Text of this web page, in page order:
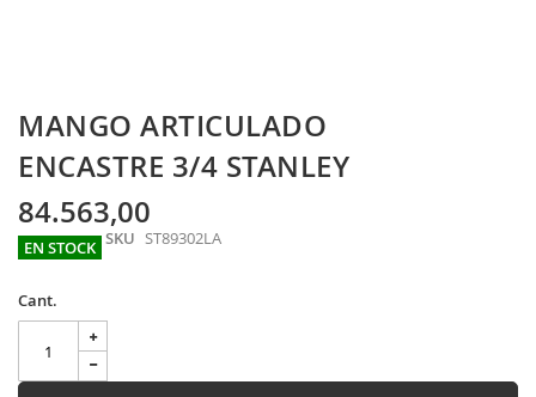
Skip
to
the
beginning
of
the
images
gallery
MANGO ARTICULADO
ENCASTRE 3/4 STANLEY
84.563,00
EN STOCK SKU ST89302LA
Cant.